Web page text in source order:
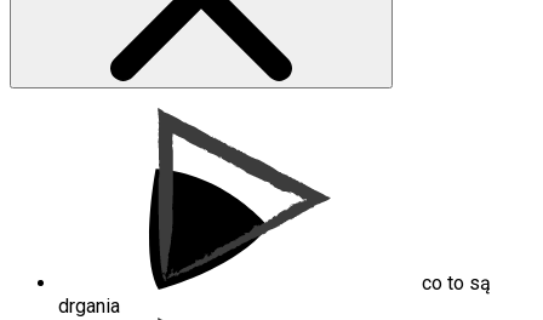
co to są
drgania